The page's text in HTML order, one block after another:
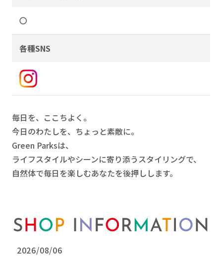
〇
各種SNS
毎日を、ここちよく。
今日のわたしを、ちょっと素敵に。
Green Parksは、
ライフスタイルやシーンに寄り添うスタイリングで、
自然体で毎日を楽しむあなたを後押しします。
2026/08/06